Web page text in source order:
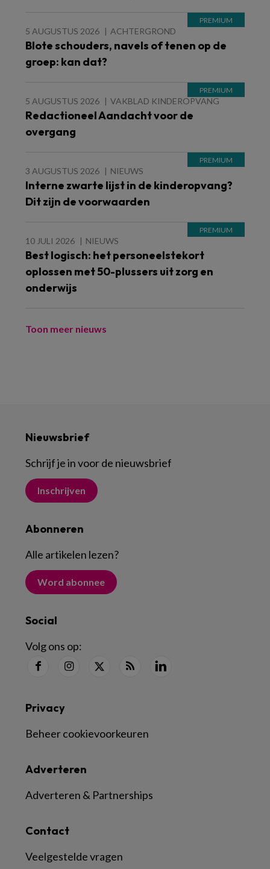
5 AUGUSTUS 2026 ACHTERGROND
Blote schouders, navels of tenen op de
groep: kan dat?
5 AUGUSTUS 2026 VAKBLAD KINDEROPVANG
Redactioneel Aandacht voor de
overgang
3 AUGUSTUS 2026 NIEUWS
Interne zwarte lijst in de kinderopvang?
Dit zijn de voorwaarden
10 JULI 2026 NIEUWS
Best logisch: het personeelstekort
oplossen met 50-plussers uit zorg en
onderwijs
Toon meer nieuws
Nieuwsbrief
Schrijf je in voor de nieuwsbrief
Inschrijven
Abonneren
Alle artikelen lezen?
Word abonnee
Social
Volg ons op:
Contact
Veelgestelde vragen
Adverteren
Adverteren & Partnerships
Privacy
Beheer cookievoorkeuren